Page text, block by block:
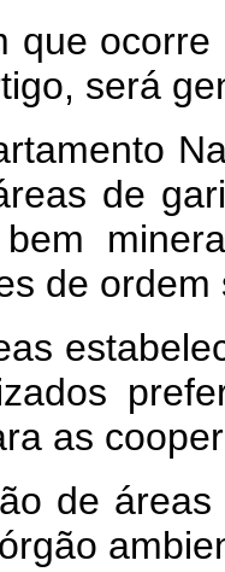
que
será
de
de
as
de